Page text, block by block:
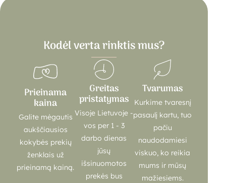
Kodėl verta rinktis mus?
Prieinama
kaina
Galite mėgautis
aukščiausios
kokybės prekių
ženklais už
prieinamą kainą.
Greitas
pristatymas
Visoje Lietuvoje -
vos per 1 - 3
darbo dienas
jūsų
išsinuomotos
prekės bus
Tvarumas
Kurkime tvaresnį
pasaulį kartu, tuo
pačiu
naudodamiesi
viskuo, ko reikia
mums ir mūsų
mažiesiems.